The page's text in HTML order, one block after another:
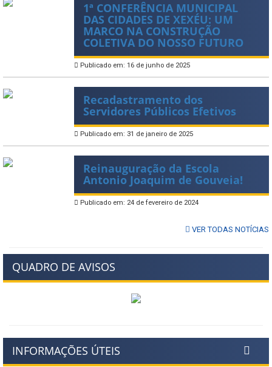
1ª CONFERÊNCIA MUNICIPAL
DAS CIDADES DE XEXÉU: UM
MARCO NA CONSTRUÇÃO
COLETIVA DO NOSSO FUTURO
Publicado em: 16 de junho de 2025
Recadastramento dos
Servidores Públicos Efetivos
Publicado em: 31 de janeiro de 2025
Reinauguração da Escola
Antonio Joaquim de Gouveia!
Publicado em: 24 de fevereiro de 2024
VER TODAS NOTÍCIAS
QUADRO DE AVISOS
INFORMAÇÕES ÚTEIS